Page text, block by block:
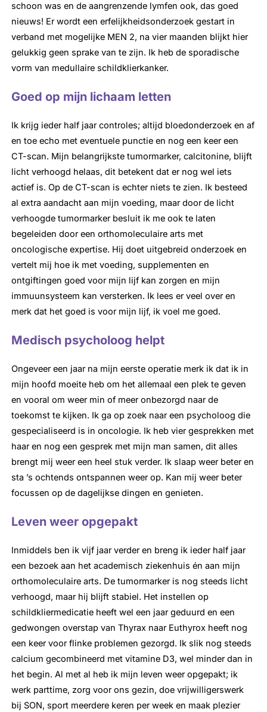
schoon was en de aangrenzende lymfen ook, das goed
nieuws! Er wordt een erfelijkheidsonderzoek gestart in
verband met mogelijke MEN 2, na vier maanden blijkt hier
gelukkig geen sprake van te zijn. Ik heb de sporadische
vorm van medullaire schildklierkanker.
Goed op mijn lichaam letten
Ik krijg ieder half jaar controles; altijd bloedonderzoek en af
en toe echo met eventuele punctie en nog een keer een
CT-scan. Mijn belangrijkste tumormarker, calcitonine, blijft
licht verhoogd helaas, dit betekent dat er nog wel iets
actief is. Op de CT-scan is echter niets te zien. Ik besteed
al extra aandacht aan mijn voeding, maar door de licht
verhoogde tumormarker besluit ik me ook te laten
begeleiden door een orthomoleculaire arts met
oncologische expertise. Hij doet uitgebreid onderzoek en
vertelt mij hoe ik met voeding, supplementen en
ontgiftingen goed voor mijn lijf kan zorgen en mijn
immuunsysteem kan versterken. Ik lees er veel over en
merk dat het goed is voor mijn lijf, ik voel me goed.
Medisch psycholoog helpt
Ongeveer een jaar na mijn eerste operatie merk ik dat ik in
mijn hoofd moeite heb om het allemaal een plek te geven
en vooral om weer min of meer onbezorgd naar de
toekomst te kijken. Ik ga op zoek naar een psycholoog die
gespecialiseerd is in oncologie. Ik heb vier gesprekken met
haar en nog een gesprek met mijn man samen, dit alles
brengt mij weer een heel stuk verder. Ik slaap weer beter en
sta ’s ochtends ontspannen weer op. Kan mij weer beter
focussen op de dagelijkse dingen en genieten.
Leven weer opgepakt
Inmiddels ben ik vijf jaar verder en breng ik ieder half jaar
een bezoek aan het academisch ziekenhuis én aan mijn
orthomoleculaire arts. De tumormarker is nog steeds licht
verhoogd, maar hij blijft stabiel. Het instellen op
schildkliermedicatie heeft wel een jaar geduurd en een
gedwongen overstap van Thyrax naar Euthyrox heeft nog
een keer voor flinke problemen gezorgd. Ik slik nog steeds
calcium gecombineerd met vitamine D3, wel minder dan in
het begin. Al met al heb ik mijn leven weer opgepakt; ik
werk parttime, zorg voor ons gezin, doe vrijwilligerswerk
bij SON, sport meerdere keren per week en maak plezier